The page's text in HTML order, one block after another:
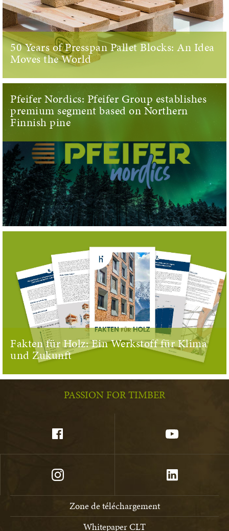
50 Years of Presspan Pallet Blocks: An Idea
Moves the World
Pfeifer Nordics: Pfeifer Group establishes
premium segment based on Northern
Finnish pine
Fakten für Holz: Ein Werkstoff für Klima
und Zukunft
PASSION FOR TIMBER
Zone de téléchargement
Whitepaper CLT